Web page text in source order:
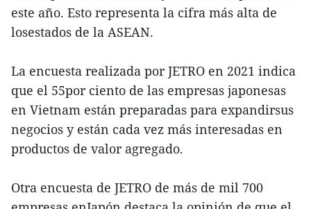
este año. Esto representa la cifra más alta de
losestados de la ASEAN.
La encuesta realizada por JETRO en 2021 indica
que el 55por ciento de las empresas japonesas
en Vietnam están preparadas para expandirsus
negocios y están cada vez más interesadas en
productos de valor agregado.
Otra encuesta de JETRO de más de mil 700